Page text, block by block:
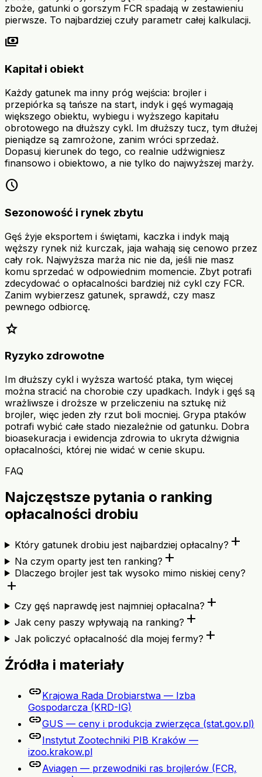
zboże, gatunki o gorszym FCR spadają w zestawieniu
pierwsze. To najbardziej czuły parametr całej kalkulacji.
payments
Kapitał i obiekt
Każdy gatunek ma inny próg wejścia: brojler i
przepiórka są tańsze na start, indyk i gęś wymagają
większego obiektu, wybiegu i wyższego kapitału
obrotowego na dłuższy cykl. Im dłuższy tucz, tym dłużej
pieniądze są zamrożone, zanim wróci sprzedaż.
Dopasuj kierunek do tego, co realnie udźwigniesz
finansowo i obiektowo, a nie tylko do najwyższej marży.
schedule
Sezonowość i rynek zbytu
Gęś żyje eksportem i świętami, kaczka i indyk mają
węższy rynek niż kurczak, jaja wahają się cenowo przez
cały rok. Najwyższa marża nic nie da, jeśli nie masz
komu sprzedać w odpowiednim momencie. Zbyt potrafi
zdecydować o opłacalności bardziej niż cykl czy FCR.
Zanim wybierzesz gatunek, sprawdź, czy masz
pewnego odbiorcę.
star
Ryzyko zdrowotne
Im dłuższy cykl i wyższa wartość ptaka, tym więcej
można stracić na chorobie czy upadkach. Indyk i gęś są
wrażliwsze i droższe w przeliczeniu na sztukę niż
brojler, więc jeden zły rzut boli mocniej. Grypa ptaków
potrafi wybić całe stado niezależnie od gatunku. Dobra
bioasekuracja i ewidencja zdrowia to ukryta dźwignia
opłacalności, której nie widać w cenie skupu.
FAQ
Najczęstsze pytania o ranking
opłacalności drobiu
Który gatunek drobiu jest najbardziej opłacalny? add
Na czym oparty jest ten ranking? add
Dlaczego brojler jest tak wysoko mimo niskiej ceny?
add
Czy gęś naprawdę jest najmniej opłacalna? add
Jak ceny paszy wpływają na ranking? add
Jak policzyć opłacalność dla mojej fermy? add
Źródła i materiały
linkKrajowa Rada Drobiarstwa — Izba
Gospodarcza (KRD-IG)
linkGUS — ceny i produkcja zwierzęca (stat.gov.pl)
linkInstytut Zootechniki PIB Kraków —
izoo.krakow.pl
linkAviagen — przewodniki ras brojlerów (FCR,